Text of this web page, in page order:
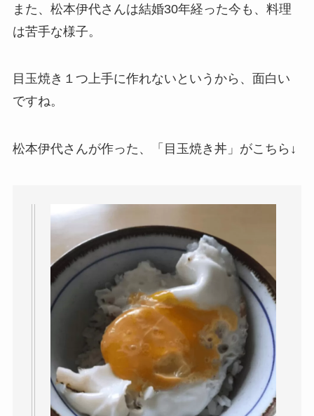
また、松本伊代さんは結婚30年経った今も、料理
は苦手な様子。
目玉焼き１つ上手に作れないというから、面白い
ですね。
松本伊代さんが作った、「目玉焼き丼」がこちら↓